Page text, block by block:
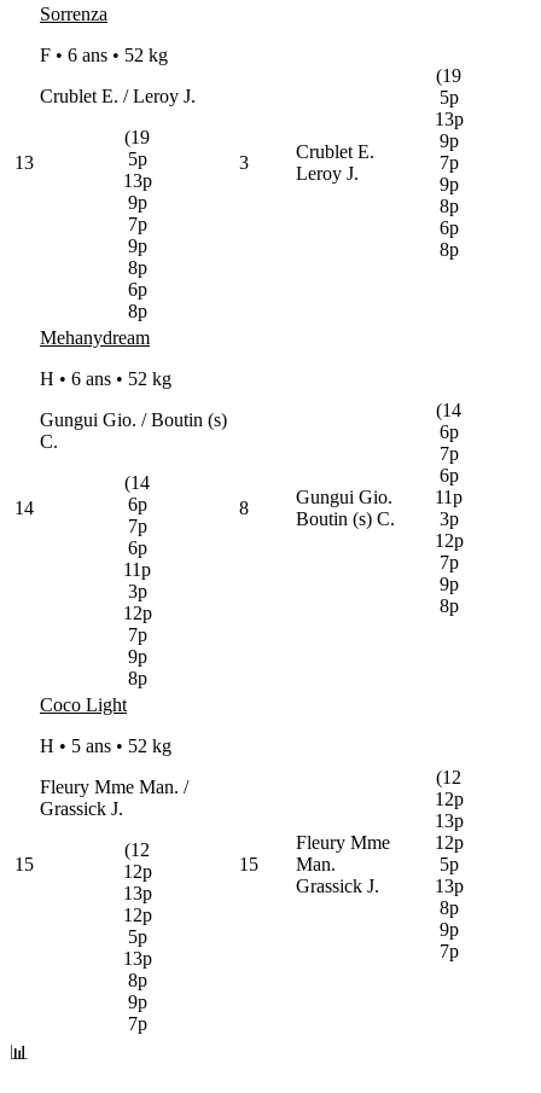
13
Sorrenza
F • 6 ans • 52 kg
Crublet E. / Leroy J.
(19
5p
13p
9p
7p
9p
8p
6p
8p
3
Crublet E.
Leroy J.
(19
5p
13p
9p
7p
9p
8p
6p
8p
14
Mehanydream
H • 6 ans • 52 kg
Gungui Gio. / Boutin (s)
C.
(14
6p
7p
6p
11p
3p
12p
7p
9p
8p
8
Gungui Gio.
Boutin (s) C.
(14
6p
7p
6p
11p
3p
12p
7p
9p
8p
15
Coco Light
H • 5 ans • 52 kg
Fleury Mme Man. /
Grassick J.
(12
12p
13p
12p
5p
13p
8p
9p
7p
15
Fleury Mme
Man.
Grassick J.
(12
12p
13p
12p
5p
13p
8p
9p
7p
📊